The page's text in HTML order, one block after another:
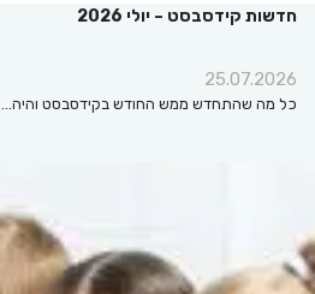
חדשות קידסבסט – יולי 2026
25.07.2026
כל מה שהתחדש ממש החודש בקידסבסט והיה…